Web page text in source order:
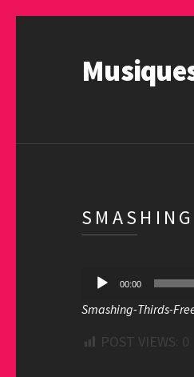
Lecteur 00:00
Smashing-Thirds-
POST VIEWS: 0